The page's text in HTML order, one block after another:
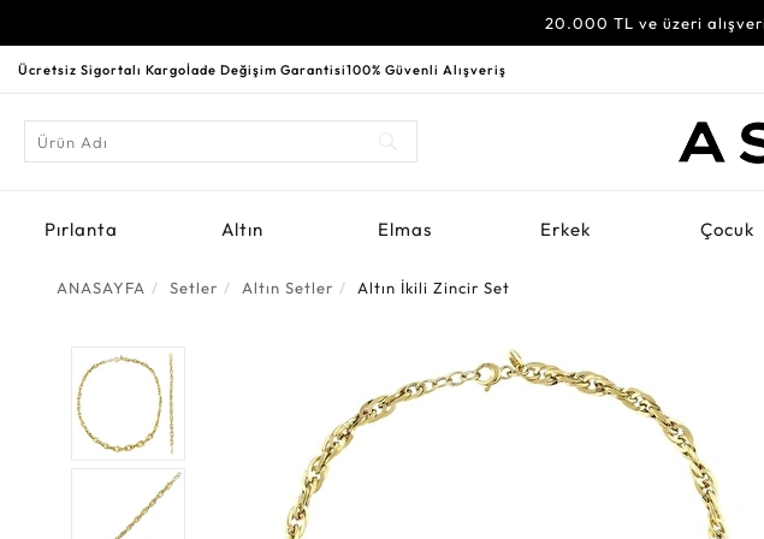
20.000 TL ve üzeri
Ücretsiz Sigortalı Kargoİade Değişim Garantisi100% Güvenli Alışveriş
Pırlanta Altın Elmas Erkek Çocuk
ANASAYFA Setler Altın Setler Altın İkili Zincir Set